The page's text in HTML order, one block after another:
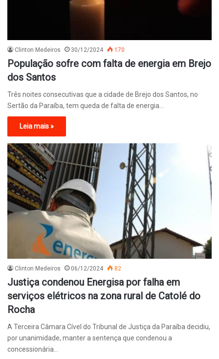
Clinton Medeiros 30/12/2024 170
População sofre com falta de energia em Brejo
dos Santos
Três noites consecutivas que a cidade de Brejo dos Santos, no
Sertão da Paraíba, tem queda de falta de energia…
Leia mais »
Clinton Medeiros 06/12/2024 82
Justiça condenou Energisa por falha em
serviços elétricos na zona rural de Catolé do
Rocha
A Terceira Câmara Cível do Tribunal de Justiça da Paraíba decidiu,
por unanimidade, manter a sentença que condenou a
concessionária…